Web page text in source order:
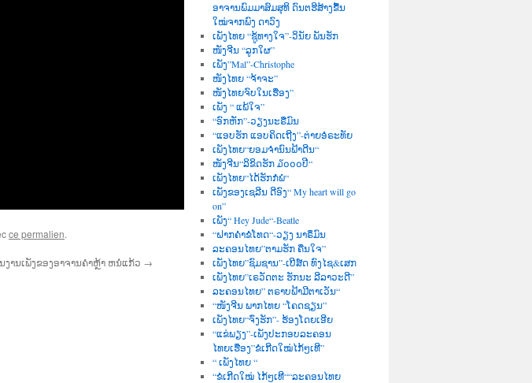
ce permalien.
ງານເພັງຂອງອາຈານຄຳຫຼ້າ ຫນໍ່ແກ້ວ →
ອາຈານພົມມາສົມສຸທິ ດົນຕຮີສ້າງຂື້ນ
ໃໝ່ຈາກພົງ ດາວົງ
ເພັງໄທຍ “ຊູ້ທາງໃຈ”-ວິນັຍ ພັນຮັກ
ໜັງຈີນ “ລູກໃຜ”
ເພັງ”Mal”-Christophe
ໜັງໄທຍ “ຈ້າຈະ”
ໜັງໄທຍຈົບໃນເຮື່ອງ”
ເພັງ “ ແພ້ໃຈ”
“ອົກຫັກ”-ວຽງນະຣືມົນ
“ແອບຮັກ ແອບຄິດເຖີງ”-ຕ່າຍອໍຣະທັຍ
ເພັງໄທຍ“ຍອມຈຳນົນຟ້າດີນ“
ໜັງຈີນ“ລິຂິດຮັກ ໓໐໐໐ປີ“
ເພັງໄທຍ“ໄດ້ຮັກກໍພໍ“
ເພັງຂອງເຊລີນ ດີອົງ“ My heart will go
on”
ເພັງ“ Hey Jude“-Beatle
“ຝາກຄຳຂໍໂທດ“-ວຽງ ນາຣຶມົນ
ລະຄອນໄທຍ”ຕາມຮັກ ຄືນໃຈ”
ເພັງໄທຍ”ຊົມຊານ”-ເບີສ໌ດ ທົງໄຊ&ເສກ
ເພັງໄທຍ”ເຣວັດຕະ ຮັກນະ ລີລາວະດີ”
ລະຄອນໄທຍ” ຕຣາບຟ້າມີຕາເວັນ“
“ໜັງຈີນ ພາກໄທຍ “ໂຄດຊຽນ”
ເພັງໄທຍ“ຈົ່ງຮັກ”- ຮ້ອງໂດຍເອີຍ
“ແຂ່ພຽງ”-ເພັງປະກອບລະຄອນ
ໄທຍເຮື່ອງ”ຂໍເກີດໃໝ່ໄກ້ໆເທີ”
“ ເພັງໄທຍ “
“ຂໍເກີດໃໝ່ ໄກ້ໆເທີ““ລະຄອນໄທຍ